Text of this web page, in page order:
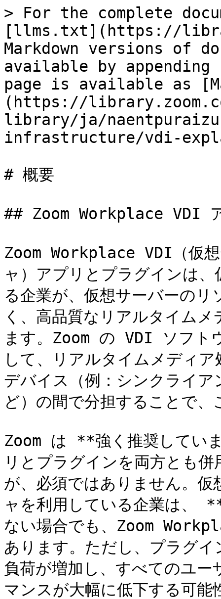
> For the complete
[llms.txt](https://
Markdown versions of
available by
page is available as
(https://
library/ja/
infrastructure/vdi-
# 概要
## Zoom Workplace VDI
Zoom Workplace VDI（仮
ャ）アプリとプラグインは
る企業が、仮想サーバーの
く、高品質なリアルタイム
ます。Zoom の VDI ソフト
して、リアルタイムメディ
デバイス（例：シンクライ
ど）の間で分担することで、
Zoom は **強く推奨して
リとプラグインを両方とも
が、必須ではありません。
ャを利用している企業は、
ない場合でも、Zoom
あります。ただし、プラグ
負荷が増加し、すべてのユ
マンスが大幅に低下する可能